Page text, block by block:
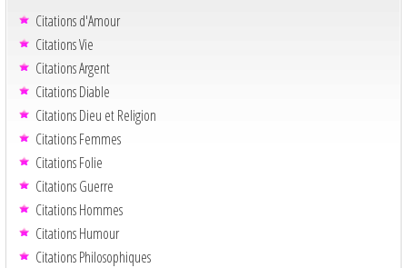
Citations d'Amour
Citations Vie
Citations Argent
Citations Diable
Citations Dieu et Religion
Citations Femmes
Citations Folie
Citations Guerre
Citations Hommes
Citations Humour
Citations Philosophiques